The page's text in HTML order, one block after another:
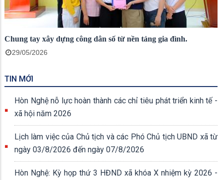
Chung tay xây dựng công dân số từ nền tảng gia đình.
29/05/2026
TIN MỚI
Hòn Nghệ nỗ lực hoàn thành các chỉ tiêu phát triển kinh tế -
xã hội năm 2026
Lịch làm việc của Chủ tịch và các Phó Chủ tịch UBND xã từ
ngày 03/8/2026 đến ngày 07/8/2026
Hòn Nghệ: Kỳ họp thứ 3 HĐND xã khóa X nhiệm kỳ 2026 -